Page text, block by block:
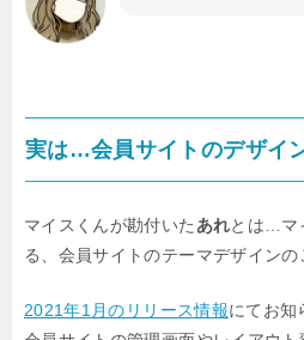
実は…会員サイトのデザイ
マイスくんが勘付いた あれとは…マ
る、会員サイトのテーマデザインの
2021年1月のリリース情報にてお知